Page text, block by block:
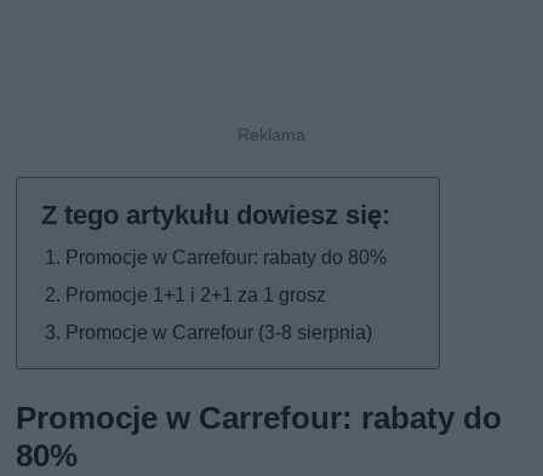
Promocje w Carrefour: rabaty do 80%
Promocje 1+1 i 2+1 za 1 grosz
Promocje w Carrefour (3-8 sierpnia)
Promocje w Carrefour: rabaty do
80%